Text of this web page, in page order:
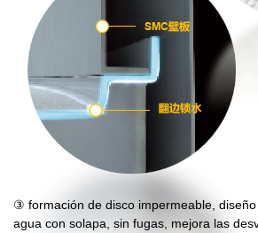
③ formación de disco impermeable,
agua con solapa, sin fugas, mejora las